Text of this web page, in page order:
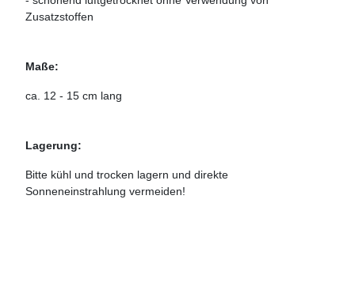
Zusatzstoffen
Maße:
ca. 12 - 15 cm lang
Lagerung:
Bitte kühl und trocken lagern und direkte
Sonneneinstrahlung vermeiden!